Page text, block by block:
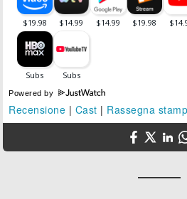
Powered by
Recensione | Cast | Rassegna